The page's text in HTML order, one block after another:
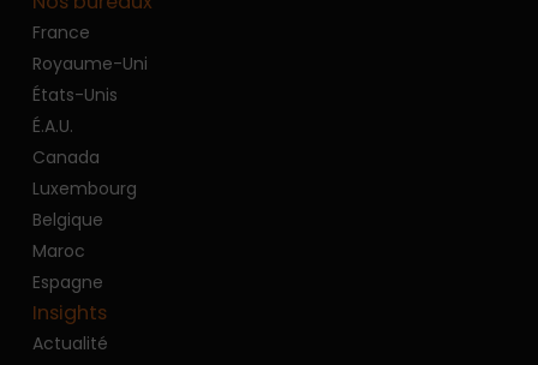
France
Royaume-Uni
États-Unis
É.A.U.
Canada
Luxembourg
Belgique
Maroc
Espagne
Insights
Actualité